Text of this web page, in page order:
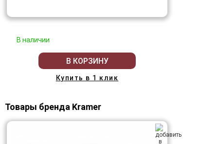
В наличии
В КОРЗИНУ
Купить в 1 клик
Товары бренда Kramer